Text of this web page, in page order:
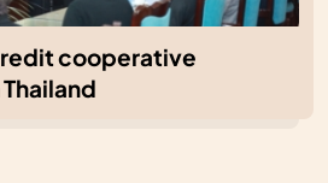
cooperative